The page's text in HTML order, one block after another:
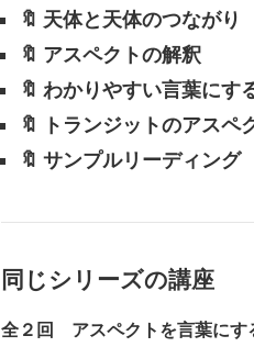
🔖 天体と天体のつながり
🔖 アスペクトの解釈
🔖 わかりやすい言葉にす
🔖 トランジットのアスペ
🔖 サンプルリーディング
同じシリーズの講座
全２回 アスペクトを言葉にす